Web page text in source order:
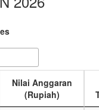
Nilai Anggaran
(Rupiah)